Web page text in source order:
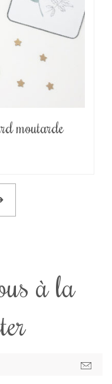
moutarde
à la